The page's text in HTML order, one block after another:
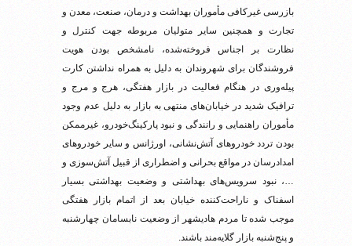
بازرسی غیر‌کافی مأموران بهداشت و درمان، صنعت، معدن و
تجارت و همچنین سایر متولیان مربوطه جهت کنترل و
نظارت بر اجناس فروخته‌شده، نامشخص بودن هویت
فروشندگان برای شهروندان به دلیل به همراه نداشتن کارت
پیله‌وری در هنگام فعالیت در بازار هفتگی، هرج و مرج و
ترافیک شدید در خیابان‌های منتهی به بازار به دلیل عدم وجود
مأموران راهنمایی و رانندگی و نبود پارکینگ‌خودرو، غیرممکن
بودن تردد خودروهای آتش‌نشانی، اورژانس و سایر خودروهای
امدادرسان در مواقع بحرانی و اضطراری از قبیل آتش‌سوزی و
…، نبود سرویس‌های بهداشتی و وضعیت بهداشتی بسیار
اسفناک و ناراحت‌کننده خیابان بعد از اتمام بازار هفتگی
موجب شده تا مردم هادیشهر از وضعیت نابسامان چهارشنبه
و پنج‌شنبه بازار گلایه‌مند باشند.